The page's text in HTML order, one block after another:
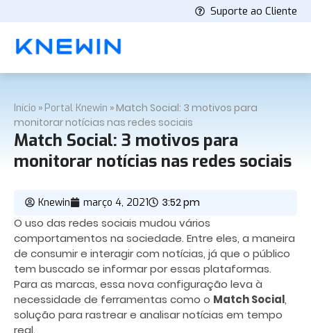
Suporte ao Cliente
Início » Portal Knewin »Match Social: 3 motivos para
monitorar notícias nas redes sociais
Match Social: 3 motivos para
monitorar notícias nas redes sociais
Knewin março 4, 2021 3:52 pm
O uso das redes sociais mudou vários
comportamentos na sociedade. Entre eles, a maneira
de consumir e interagir com notícias, já que o público
tem buscado se informar por essas plataformas.
Para as marcas, essa nova configuração leva à
necessidade de ferramentas como o Match Social,
solução para rastrear e analisar notícias em tempo
real.